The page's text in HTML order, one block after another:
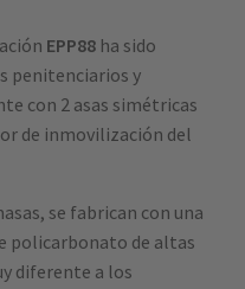
EPP88ha sido
penitenciarios y
con 2 asas simétricas
de inmovilización del
se fabrican con una
policarbonato de altas
diferente a los